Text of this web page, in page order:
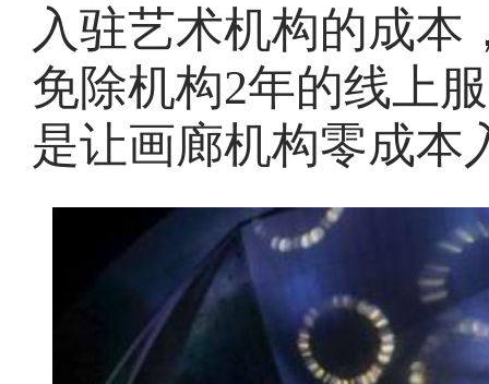
入驻艺术机构的成本
免除机构2年的线上
是让画廊机构零成本